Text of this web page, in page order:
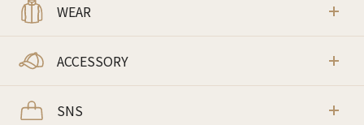
WEAR
ACCESSORY
SNS